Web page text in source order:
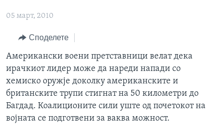
страната
навигација
ЕКОНОМИЈА
ПОЛИТИКА
ЗДРАВЈЕ
УМЕТНОСТ И ЗАБАВА
ИНТЕРВЈУА
NEWSFLASH - АРХИВА
ВЕСТИ ОД САД ВО МИНУТА - АРХИВА
ИЗБОРИ ВО САД 2020 - АРХИВА
ЗА НАС
НАКУСО...
Јазици
05 март, 2010
Споделете
Американски воени претставници велат дека
ирачкиот лидер може да нареди напади со
хемиско оружје доколку американските и
британските трупи стигнат на 50 километри до
Багдад. Коалиционите сили уште од почетокот на
војната се подготвени за ваква можност.